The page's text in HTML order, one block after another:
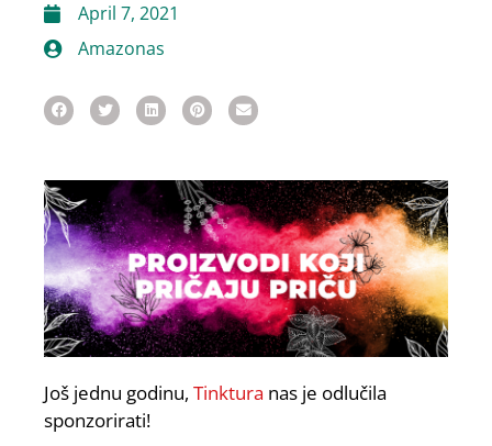
April 7, 2021
Amazonas
Još jednu godinu, Tinktura nas je odlučila
sponzorirati!